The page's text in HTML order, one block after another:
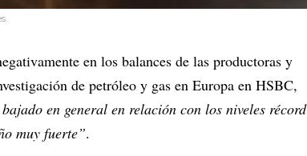
en los balances de las productoras y
de petróleo y gas en Europa en HSBC,
en general en relación con los niveles récord
muy fuerte”.